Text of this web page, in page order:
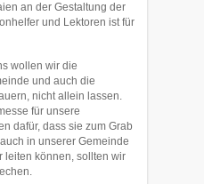
an der Gestaltung der
und Lektoren ist für
wollen wir die
und auch die
nicht allein lassen.
für unsere
dafür, dass sie zum Grab
in unserer Gemeinde
leiten können, sollten wir